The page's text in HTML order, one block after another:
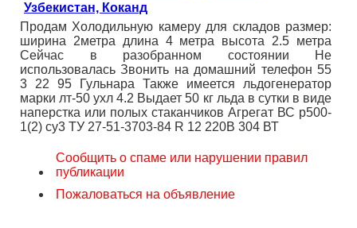
Узбекистан, Коканд
Продам Холодильную камеру для складов размер:
ширина 2метра длина 4 метра высота 2.5 метра
Сейчас в разобранном состоянии Не
использовалась Звонить на домашний телефон 55
3 22 95 Гульнара Также имеется льдогенератор
марки лт-50 ухл 4.2 Выдает 50 кг льда в сутки в виде
наперстка или полых стаканчиков Агрегат ВС р500-
1(2) су3 ТУ 27-51-3703-84 R 12 220В 304 ВТ
Сообщить о спаме или нарушении правил
публикации
Пожаловаться на объявление